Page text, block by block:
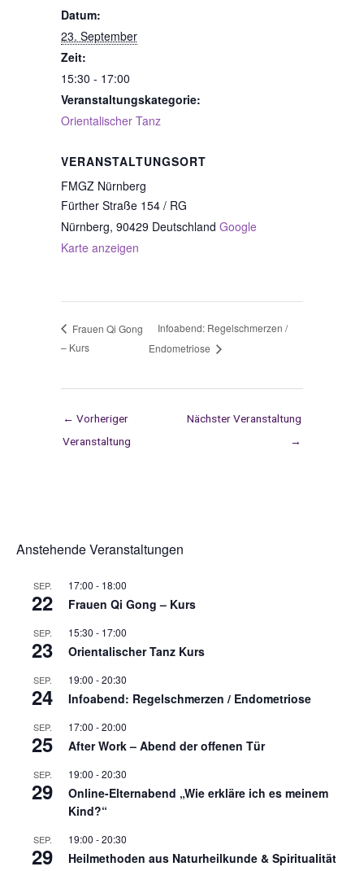
Datum:
23. September
Zeit:
15:30 - 17:00
Veranstaltungskategorie:
Orientalischer Tanz
VERANSTALTUNGSORT
FMGZ Nürnberg
Fürther Straße 154 / RG
Nürnberg, 90429 Deutschland Google
Karte anzeigen
Frauen Qi Gong
– Kurs
Infoabend: Regelschmerzen /
Endometriose
← Vorheriger
Veranstaltung
Nächster Veranstaltung
→
Anstehende Veranstaltungen
SEP.
22
17:00 - 18:00
Frauen Qi Gong – Kurs
SEP.
23
15:30 - 17:00
Orientalischer Tanz Kurs
SEP.
24
19:00 -20:30
Infoabend: Regelschmerzen / Endometriose
SEP.
25
17:00 -20:00
After Work – Abend der offenen Tür
SEP.
29
19:00 -20:30
Online-Elternabend „Wie erkläre ich es meinem
Kind?“
SEP.
29
19:00 -20:30
Heilmethoden aus Naturheilkunde & Spiritualität